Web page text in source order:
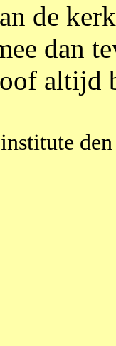
de
dan
altijd
den